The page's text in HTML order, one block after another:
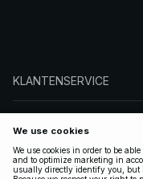
KLANTENSERVICE
VOLG ONS